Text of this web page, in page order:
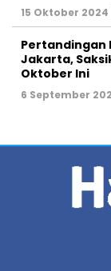
15 Oktober 2024
Pertandingan
Jakarta,
Oktober Ini
6 September